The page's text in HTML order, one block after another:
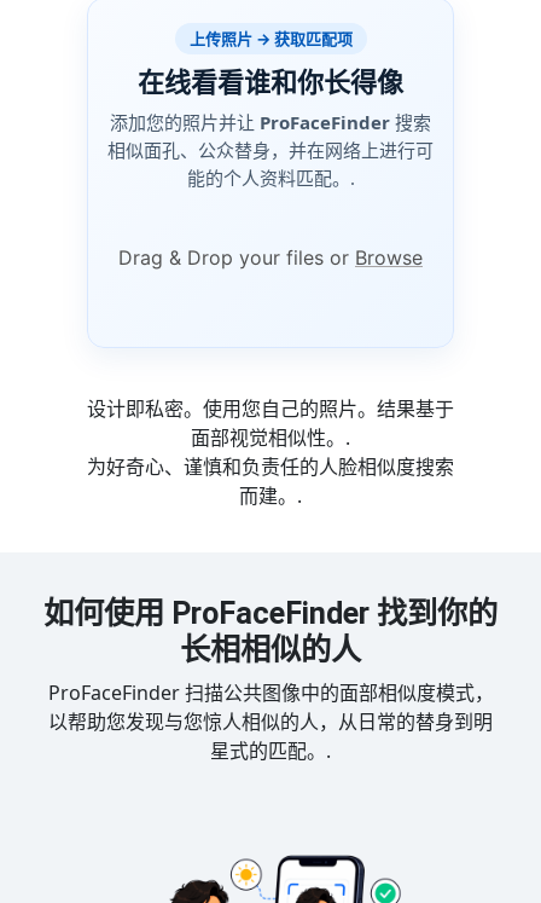
上传照片 → 获取匹配项
在线看看谁和你长得像
添加您的照片并让 ProFaceFinder 搜索
相似面孔、公众替身，并在网络上进行可
能的个人资料匹配。.
Drag & Drop your files or Browse
设计即私密。使用您自己的照片。结果基于
面部视觉相似性。.
为好奇心、谨慎和负责任的人脸相似度搜索
而建。.
如何使用 ProFaceFinder 找到你的
长相相似的人
ProFaceFinder 扫描公共图像中的面部相似度模式，
以帮助您发现与您惊人相似的人，从日常的替身到明
星式的匹配。.